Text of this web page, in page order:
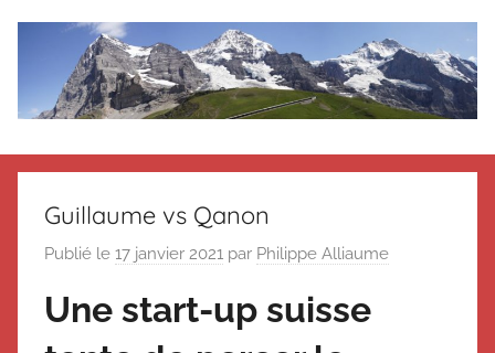
Le
blog
de
Suisse
Suisse
Suisse
Guillaume vs Qanon
Publié le 17 janvier 2021 par Philippe Alliaume
Une start-up suisse